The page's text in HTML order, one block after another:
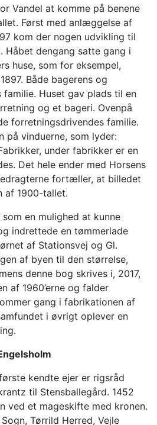
Vandel at komme på benene
Først med anlæggelse af
kom der nogen udvikling til
Håbet dengang satte gang i
huse, som for eksempel,
Både bagerens og
familie. Huset gav plads til en
og et bageri. Ovenpå
forretningsdrivendes familie.
vinduerne, som lyder:
under fabrikker er en
Det hele ender med Horsens
fortæller, at billedet
af 1900-tallet.
en mulighed at kunne
indrettede en tømmerlade
af Stationsvej og Gl.
af byen til den størrelse,
denne bog skrives i, 2017,
af 1960’erne og falder
gang i fabrikationen af
i øvrigt oplever en
kendte ejer er rigsråd
til Stensballegård. 1452
ved et mageskifte med kronen.
Tørrild Herred, Vejle